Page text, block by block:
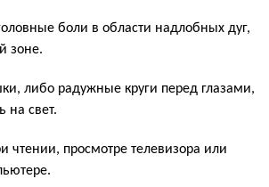
боли в области надлобных дуг,
зоне.
либо радужные круги перед глазами,
на свет.
чтении, просмотре телевизора или